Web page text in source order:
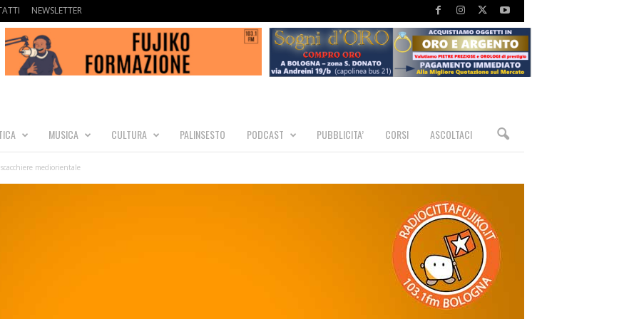
NEWSLETTER
MUSICA CULTURA PALINSESTO PODCAST PUBBLICITA’ CORSI ASCOLTACI
mediorientale